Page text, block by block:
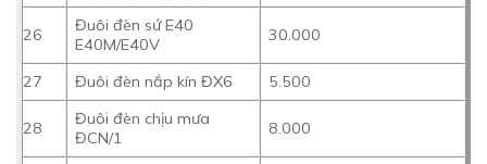
26
Đuôi đèn sứ E40
E40M/E40V
30.000
27 Đuôi đèn nắp kín ĐX6 5.500
28
Đuôi đèn chịu mưa
ĐCN/1
8.000